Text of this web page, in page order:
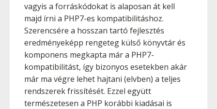
vagyis a forráskódokat is alaposan át kell
majd írni a PHP7-es kompatibilitáshoz.
Szerencsére a hosszan tartó fejlesztés
eredményeképp rengeteg külső könyvtár és
komponens megkapta már a PHP7-
kompatibilitást, így bizonyos esetekben akár
már ma végre lehet hajtani (elvben) a teljes
rendszerek frissítését. Ezzel együtt
természetesen a PHP korábbi kiadásai is